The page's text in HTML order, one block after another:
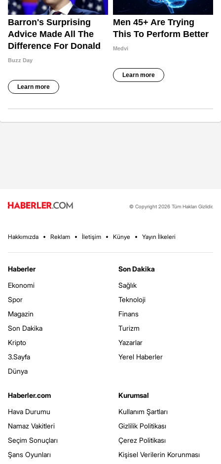
© Copyright 2026 Tüm Hakları Gizlidir.
Hakkımızda Reklam İletişim Künye Yayın İlkeleri
Haberler
Ekonomi
Spor
Magazin
Son Dakika
Kripto
3.Sayfa
Dünya
Son Dakika
Sağlık
Teknoloji
Finans
Turizm
Yazarlar
Yerel Haberler
Haberler.com
Hava Durumu
Namaz Vakitleri
Seçim Sonuçları
Şans Oyunları
Kurumsal
Kullanım Şartları
Gizlilik Politikası
Çerez Politikası
Kişisel Verilerin Korunması